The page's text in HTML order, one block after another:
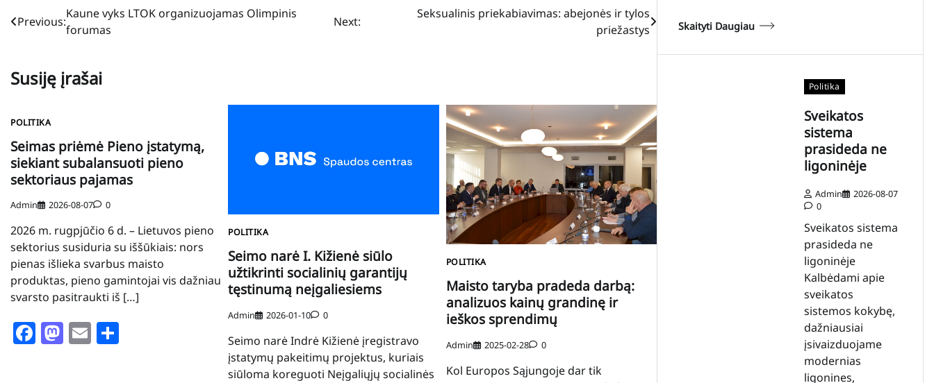
Navigacija
įrašų
Previous:
Kaune vyks LTOK organizuojamas Olimpinis
forumas
Next:
Seksualinis priekabiavimas: abejonės ir tylos
priežastys
Susiję įrašai
POLITIKA
Seimas priėmė Pieno įstatymą,
siekiant subalansuoti pieno
sektoriaus pajamas
Admin 2026-08-07 0
2026 m. rugpjūčio 6 d. – Lietuvos pieno
sektorius susiduria su iššūkiais: nors
pienas išlieka svarbus maisto
produktas, pieno gamintojai vis dažniau
svarsto pasitraukti iš […]
Facebook
Mastodon
Email
POLITIKA
Seimo narė I. Kižienė siūlo
užtikrinti socialinių garantijų
tęstinumą neįgaliesiems
Admin 2026-01-10 0
Seimo narė Indrė Kižienė įregistravo
įstatymų pakeitimų projektus, kuriais
siūloma koreguoti Neįgaliųjų socialinės
POLITIKA
Maisto taryba pradeda darbą:
analizuos kainų grandinę ir
ieškos sprendimų
Admin 2025-02-28 0
Kol Europos Sąjungoje dar tik
Skaityti Daugiau
Politika
Sveikatos
sistema
prasideda ne
ligoninėje
Admin
2026-08-07
0
Sveikatos sistema
prasideda ne
ligoninėje
Kalbėdami apie
sveikatos
sistemos kokybę,
dažniausiai
įsivaizduojame
modernias
ligonines,